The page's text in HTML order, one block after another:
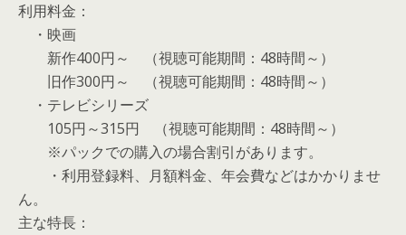
利用料金：
・映画
新作400円～ （視聴可能期間：48時間～）
旧作300円～ （視聴可能期間：48時間～）
・テレビシリーズ
105円～315円 （視聴可能期間：48時間～）
※パックでの購入の場合割引があります。
・利用登録料、月額料金、年会費などはかかりませ
ん。
主な特長：